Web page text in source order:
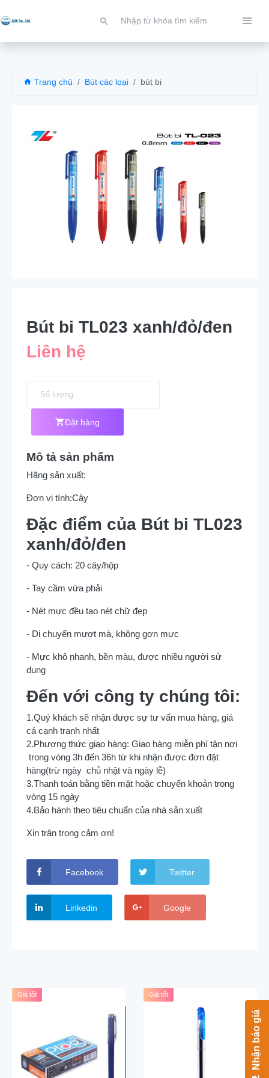
Trang chủ Bút các loại bút bi
Bút bi TL023 xanh/đỏ/đen
Liên hệ
Đặt hàng
Mô tả sản phẩm
Hãng sản xuất:
Đơn vị tính:Cây
Đặc điểm của Bút bi TL023
xanh/đỏ/đen
- Quy cách: 20 cây/hộp
- Tay cầm vừa phải
- Nét mực đều tạo nét chữ đẹp
- Di chuyển mượt mà, không gợn mực
- Mực khô nhanh, bền màu, được nhiều người sử
dụng
Đến với công ty chúng tôi:
1.Quý khách sẽ nhận được sự tư vấn mua hàng, giá
cả cạnh tranh nhất
2.Phương thức giao hàng: Giao hàng miễn phí tận nơi
trong vòng 3h đến 36h từ khi nhận được đơn đặt
hàng(trừ ngày chủ nhật và ngày lễ)
3.Thanh toán bằng tiền mặt hoặc chuyển khoản trong
vòng 15 ngày
4.Bảo hành theo tiêu chuẩn của nhà sản xuất
Xin trân trọng cảm ơn!
Facebook Twitter
Linkedin Google
Giá tốt Giá tốt
Nhận báo giá